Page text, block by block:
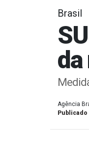
Brasil
Agência
Publicado